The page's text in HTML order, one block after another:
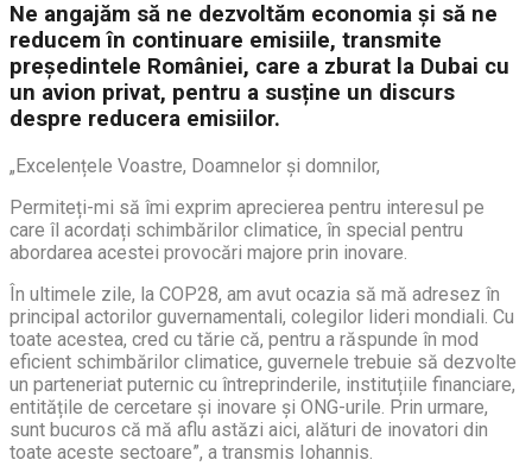
Ne angajăm să ne dezvoltăm economia și să ne
reducem în continuare emisiile, transmite
președintele României, care a zburat la Dubai cu
un avion privat, pentru a susține un discurs
despre reducera emisiilor.
„Excelențele Voastre, Doamnelor și domnilor,
Permiteți-mi să îmi exprim aprecierea pentru interesul pe
care îl acordați schimbărilor climatice, în special pentru
abordarea acestei provocări majore prin inovare.
În ultimele zile, la COP28, am avut ocazia să mă adresez în
principal actorilor guvernamentali, colegilor lideri mondiali. Cu
toate acestea, cred cu tărie că, pentru a răspunde în mod
eficient schimbărilor climatice, guvernele trebuie să dezvolte
un parteneriat puternic cu întreprinderile, instituțiile financiare,
entitățile de cercetare și inovare și ONG-urile. Prin urmare,
sunt bucuros că mă aflu astăzi aici, alături de inovatori din
toate aceste sectoare”, a transmis Iohannis.